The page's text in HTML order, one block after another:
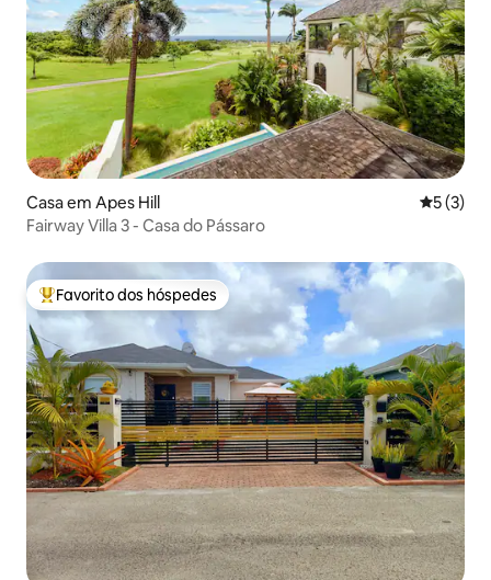
Casa em Apes Hill
5 (3)
Fairway Villa 3 - Casa do Pássaro
Favoritos dos hóspedes mais apreciados
Favorito dos hóspedes